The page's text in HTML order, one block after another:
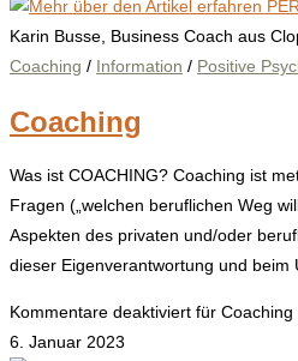
Karin Busse, Business Coach aus
Coaching / Information / Positive
Coaching
Was ist COACHING? Coaching ist
Fragen („welchen beruflichen Weg
Aspekten des privaten und/oder
dieser Eigenverantwortung und
Kommentare deaktiviert für Coaching
6. Januar 2023